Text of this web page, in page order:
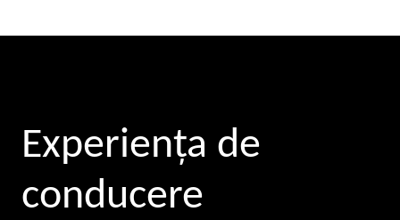
Experienţa de
conducere